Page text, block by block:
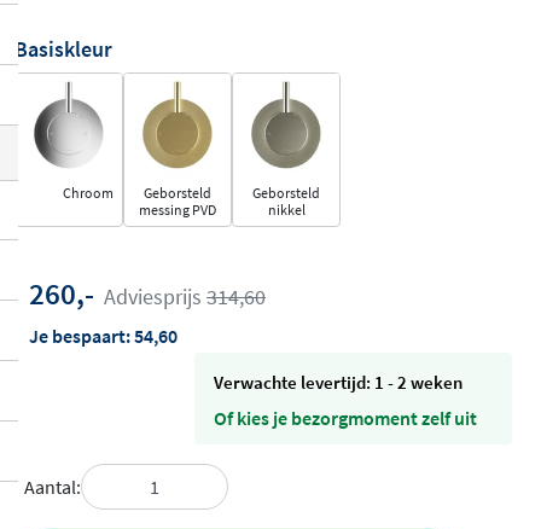
Basiskleur
Chroom
Geborsteld
messing PVD
Geborsteld
nikkel
260,- Adviesprijs 314,60
Je bespaart:54,60
Verwachte levertijd: 1 - 2 weken
Of kies je bezorgmoment zelf uit
Aantal: